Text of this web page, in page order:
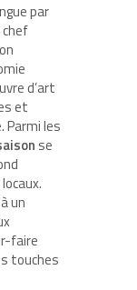
par
chef
d’art
et
Parmi les
se
un
faire
touches